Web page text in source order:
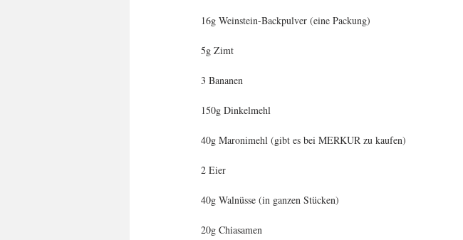
16g Weinstein-Backpulver (eine Packung)
5g Zimt
3 Bananen
150g Dinkelmehl
40g Maronimehl (gibt es bei MERKUR zu kaufen)
2 Eier
40g Walnüsse (in ganzen Stücken)
20g Chiasamen